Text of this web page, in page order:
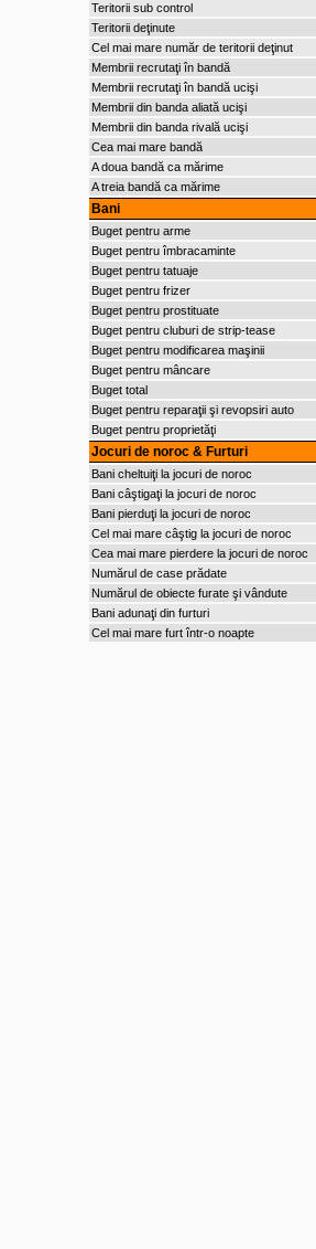
Teritorii sub control
Teritorii deţinute
Cel mai mare număr de teritorii deţinut
Membrii recrutaţi în bandă
Membrii recrutaţi în bandă ucişi
Membrii din banda aliată ucişi
Membrii din banda rivală ucişi
Cea mai mare bandă
A doua bandă ca mărime
A treia bandă ca mărime
Bani
Buget pentru arme
Buget pentru îmbracaminte
Buget pentru tatuaje
Buget pentru frizer
Buget pentru prostituate
Buget pentru cluburi de strip-tease
Buget pentru modificarea maşinii
Buget pentru mâncare
Buget total
Buget pentru reparaţii şi revopsiri auto
Buget pentru proprietăţi
Jocuri de noroc & Furturi
Bani cheltuiţi la jocuri de noroc
Bani câştigaţi la jocuri de noroc
Bani pierduţi la jocuri de noroc
Cel mai mare câştig la jocuri de noroc
Cea mai mare pierdere la jocuri de noroc
Numărul de case prădate
Numărul de obiecte furate şi vândute
Bani adunaţi din furturi
Cel mai mare furt într-o noapte